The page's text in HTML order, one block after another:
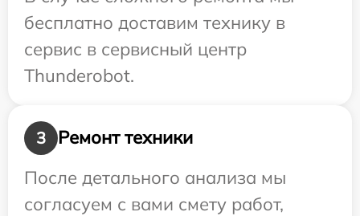
бесплатно доставим технику в
сервис в сервисный центр
Thunderobot.
3
Ремонт техники
После детального анализа мы
согласуем с вами смету работ,